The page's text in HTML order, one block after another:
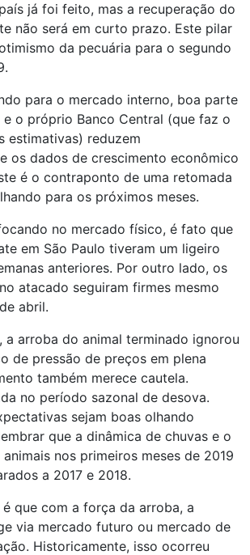
já foi feito, mas a recuperação do
não será em curto prazo. Este pilar
da pecuária para o segundo
para o mercado interno, boa parte
o próprio Banco Central (que faz o
estimativas) reduzem
os dados de crescimento econômico
é o contraponto de uma retomada
para os próximos meses.
no mercado físico, é fato que
em São Paulo tiveram um ligeiro
anteriores. Por outro lado, os
atacado seguiram firmes mesmo
abril.
a arroba do animal terminado ignorou
de pressão de preços em plena
também merece cautela.
no período sazonal de desova.
sejam boas olhando
que a dinâmica de chuvas e o
nos primeiros meses de 2019
a 2017 e 2018.
que com a força da arroba, a
via mercado futuro ou mercado de
Historicamente, isso ocorreu